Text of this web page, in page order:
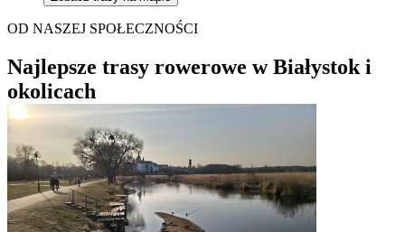
OD NASZEJ SPOŁECZNOŚCI
Najlepsze trasy rowerowe w Białystok i
okolicach